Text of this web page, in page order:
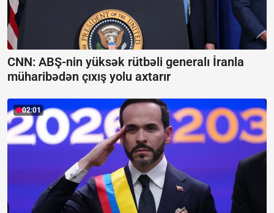
CNN: ABŞ-nin yüksək rütbəli generalı İranla
müharibədən çıxış yolu axtarır
02:01